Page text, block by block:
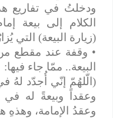
ودخلتُ في تفاريع
الكلام إلى بيعة
(زيارة البيعة) التي
• وقفة عند مقطع من
البيعة.. ممّا جاء فيها:
(الّلهُمّ إنّي أُجدّد لهُ
وعقداً وبيعةً له في
وعقدُ الإمامة، وهذهِ